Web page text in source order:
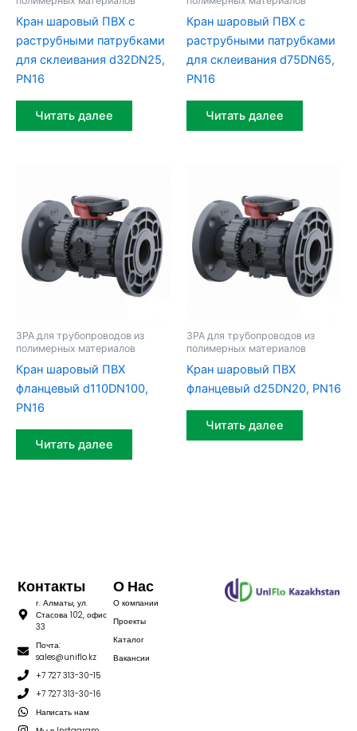
Кран шаровый ПВХ c
раструбными патрубками
для склеивания d32DN25,
PN16
Читать далее
Кран шаровый ПВХ c
раструбными патрубками
для склеивания d75DN65,
PN16
Читать далее
ЗРА для трубопроводов из
полимерных материалов
Кран шаровый ПВХ
фланцевый d110DN100,
PN16
Читать далее
ЗРА для трубопроводов из
полимерных материалов
Кран шаровый ПВХ
фланцевый d25DN20, PN16
Читать далее
О Нас
О компании
Проекты
Каталог
Вакансии
Контакты
г. Алматы, ул.
Стасова 102, офис
33
Почта:
sales@uniflo.kz
+7 727 313-30-15
+7 727 313-30-16
Написать нам